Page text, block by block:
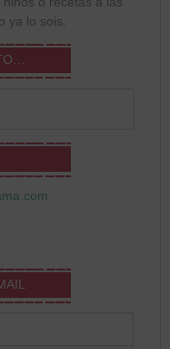
ya lo sois.